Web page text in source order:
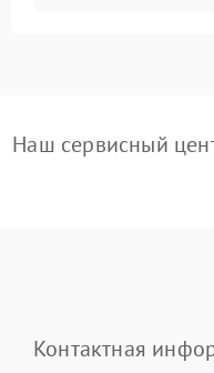
Наш сервисный
Контактная